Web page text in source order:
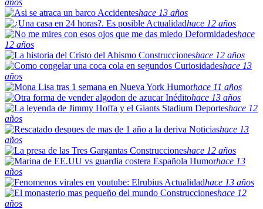
Accidenteshace 13 años
Actualidadhace 12 años
Deformidadeshace
12 años
Construccioneshace 12 años
Curiosidadeshace 13
años
Humorhace 11 años
Inéditohace 13 años
Deporteshace 12
años
Noticiashace 13
años
Construccioneshace 12 años
Humorhace 13
años
Actualidadhace 13 años
Construccioneshace 12
años